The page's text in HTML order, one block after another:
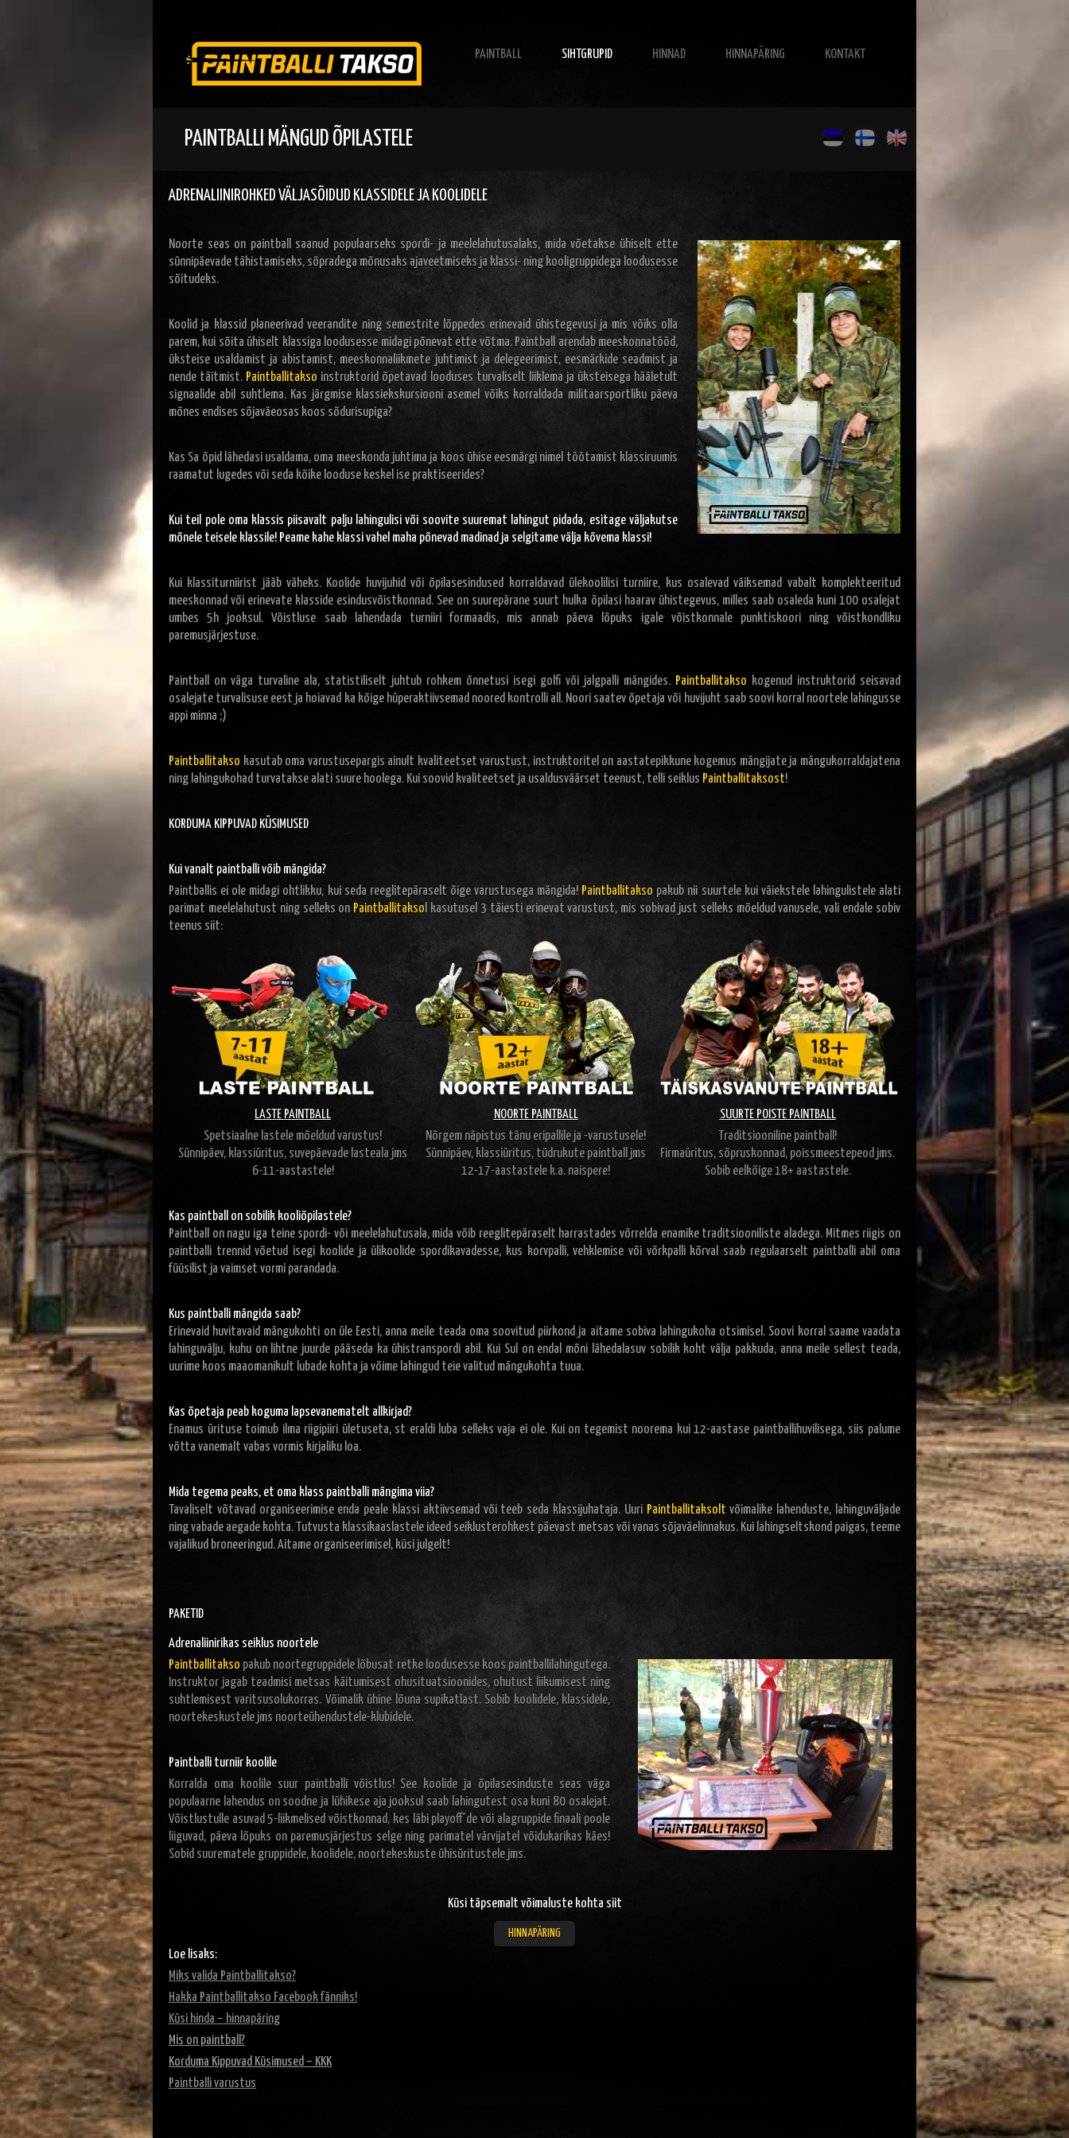
PAINTBALL SIHTGRUPID HINNAD HINNAPÄRING KONTAKT
PAINTBALLI MÄNGUD ÕPILASTELE
ADRENALIINIROHKED VÄLJASÕIDUD KLASSIDELE JA KOOLIDELE
Noorte seas on paintball saanud populaarseks spordi- ja meelelahutusalaks, mida võetakse ühiselt ette
sünnipäevade tähistamiseks, sõpradega mõnusaks ajaveetmiseks ja klassi- ning kooligruppidega loodusesse
sõitudeks.
Koolid ja klassid planeerivad veerandite ning semestrite lõppedes erinevaid ühistegevusi ja mis võiks olla
parem, kui sõita ühiselt klassiga loodusesse midagi põnevat ette võtma. Paintball arendab meeskonnatööd,
üksteise usaldamist ja abistamist, meeskonnaliikmete juhtimist ja delegeerimist, eesmärkide seadmist ja
nende täitmist. Paintballitakso instruktorid õpetavad looduses turvaliselt liiklema ja üksteisega hääletult
signaalide abil suhtlema. Kas järgmise klassiekskursiooni asemel võiks korraldada militaarsportliku päeva
mõnes endises sõjaväeosas koos sõdurisupiga?
Kas Sa õpid lähedasi usaldama, oma meeskonda juhtima ja koos ühise eesmärgi nimel töötamist klassiruumis
raamatut lugedes või seda kõike looduse keskel ise praktiseerides?
Kui teil pole oma klassis piisavalt palju lahingulisi või soovite suuremat lahingut pidada, esitage väljakutse
mõnele teisele klassile! Peame kahe klassi vahel maha põnevad madinad ja selgitame välja kõvema klassi!
Kui klassiturniirist jääb väheks. Koolide huvijuhid või õpilasesindused korraldavad ülekoolilisi turniire, kus osalevad väiksemad vabalt komplekteeritud
meeskonnad või erinevate klasside esindusvõistkonnad. See on suurepärane suurt hulka õpilasi haarav ühistegevus, milles saab osaleda kuni 100 osalejat
umbes 5h jooksul. Võistluse saab lahendada turniiri formaadis, mis annab päeva lõpuks igale võistkonnale punktiskoori ning võistkondliku
paremusjärjestuse.
Paintball on väga turvaline ala, statistiliselt juhtub rohkem õnnetusi isegi golfi või jalgpalli mängides. Paintballitakso kogenud instruktorid seisavad
osalejate turvalisuse eest ja hoiavad ka kõige hüperaktiivsemad noored kontrolli all. Noori saatev õpetaja või huvijuht saab soovi korral noortele lahingusse
appi minna ;)
Paintballitakso kasutab oma varustusepargis ainult kvaliteetset varustust, instruktoritel on aastatepikkune kogemus mängijate ja mängukorraldajatena
ning lahingukohad turvatakse alati suure hoolega. Kui soovid kvaliteetset ja usaldusväärset teenust, telli seiklus Paintballitaksost!
KORDUMA KIPPUVAD KÜSIMUSED
Kui vanalt paintballi võib mängida?
Paintballis ei ole midagi ohtlikku, kui seda reeglitepäraselt õige varustusega mängida! Paintballitakso pakub nii suurtele kui väiekstele lahingulistele alati
parimat meelelahutust ning selleks on Paintballitakso l kasutusel 3 täiesti erinevat varustust, mis sobivad just selleks mõeldud vanusele, vali endale sobiv
teenus siit:
LASTE PAINTBALL
Spetsiaalne lastele mõeldud varustus!
Sünnipäev, klassiüritus, suvepäevade lasteala jms
6-11-aastastele!
NOORTE PAINTBALL
Nõrgem näpistus tänu eripallile ja -varustusele!
Sünnipäev, klassiüritus, tüdrukute paintball jms
12-17-aastastele k.a. naispere!
SUURTE POISTE PAINTBALL
Traditsiooniline paintball!
Firmaüritus, sõpruskonnad, poissmeestepeod jms.
Sobib eelkõige 18+ aastastele.
Kas paintball on sobilik kooliõpilastele?
Paintball on nagu iga teine spordi- või meelelahutusala, mida võib reeglitepäraselt harrastades võrrelda enamike traditsiooniliste aladega. Mitmes riigis on
paintballi trennid võetud isegi koolide ja ülikoolide spordikavadesse, kus korvpalli, vehklemise või võrkpalli kõrval saab regulaarselt paintballi abil oma
füüsilist ja vaimset vormi parandada.
Kus paintballi mängida saab?
Erinevaid huvitavaid mängukohti on üle Eesti, anna meile teada oma soovitud piirkond ja aitame sobiva lahingukoha otsimisel. Soovi korral saame vaadata
lahinguvälju, kuhu on lihtne juurde pääseda ka ühistranspordi abil. Kui Sul on endal mõni lähedalasuv sobilik koht välja pakkuda, anna meile sellest teada,
uurime koos maaomanikult lubade kohta ja võime lahingud teie valitud mängukohta tuua.
Kas õpetaja peab koguma lapsevanematelt allkirjad?
Enamus ürituse toimub ilma riigipiiri ületuseta, st eraldi luba selleks vaja ei ole. Kui on tegemist noorema kui 12-aastase paintballihuvilisega, siis palume
võtta vanemalt vabas vormis kirjaliku loa.
Mida tegema peaks, et oma klass paintballi mängima viia?
Tavaliselt võtavad organiseerimise enda peale klassi aktiivsemad või teeb seda klassijuhataja. Uuri Paintballitaksolt võimalike lahenduste, lahinguväljade
ning vabade aegade kohta. Tutvusta klassikaaslastele ideed seiklusterohkest päevast metsas või vanas sõjaväelinnakus. Kui lahingseltskond paigas, teeme
vajalikud broneeringud. Aitame organiseerimisel, küsi julgelt!
PAKETID
Adrenaliinirikas seiklus noortele
Paintballitakso pakub noortegruppidele lõbusat retke loodusesse koos paintballilahingutega.
Instruktor jagab teadmisi metsas käitumisest ohusituatsioonides, ohutust liikumisest ning
suhtlemisest varitsusolukorras. Võimalik ühine lõuna supikatlast. Sobib koolidele, klassidele,
noortekeskustele jms noorteühendustele-klubidele.
Paintballi turniir koolile
Korralda oma koolile suur paintballi võistlus! See koolide ja õpilasesinduste seas väga
populaarne lahendus on soodne ja lühikese aja jooksul saab lahingutest osa kuni 80 osalejat.
Võistlustulle asuvad 5-liikmelised võistkonnad, kes läbi playoff´de või alagruppide finaali poole
liiguvad, päeva lõpuks on paremusjärjestus selge ning parimatel värvijatel võidukarikas käes!
Sobid suurematele gruppidele, koolidele, noortekeskuste ühisüritustele jms.
Küsi täpsemalt võimaluste kohta siit
HINNAPÄRING
Loe lisaks:
Miks valida Paintballitakso?
Hakka Paintballitakso Facebook fänniks!
Küsi hinda – hinnapäring
Mis on paintball?
Korduma Kippuvad Küsimused – KKK
Paintballi varustus